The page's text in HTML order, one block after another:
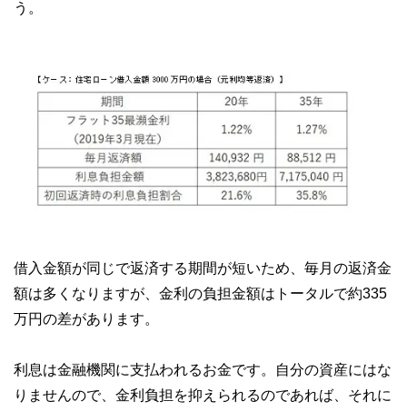
う。
借入金額が同じで返済する期間が短いため、毎月の返済金
額は多くなりますが、金利の負担金額はトータルで約335
万円の差があります。
利息は金融機関に支払われるお金です。自分の資産にはな
りませんので、金利負担を抑えられるのであれば、それに